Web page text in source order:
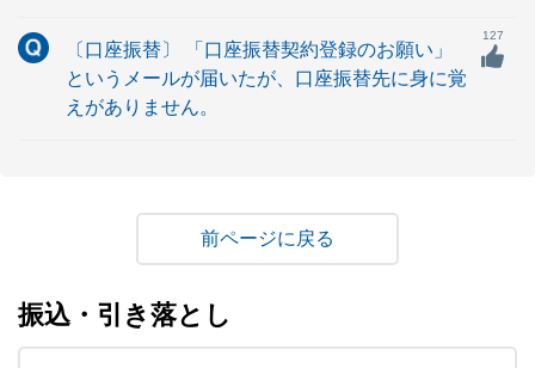
〔口座振替〕 「口座振替契約登録のお願い」
というメールが届いたが、口座振替先に身に覚
えがありません。
127
戻る
振込・引き落とし